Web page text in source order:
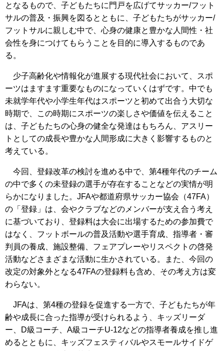
となるもので、子どもたちに門戸を広げてサッカー/フット
サルの普及・振興を図るとともに、子どもたちがサッカー/
フットサルに親しむ中で、心身の健康と豊かな人間性・社
会性を身につけてもらうことを目的に導入するものであ
る。
少子高齢化や情報化が進展する現代社会において、スポ
ーツはますます重要なものになっていくはずです。中でも
未就学年代や小学生年代はスポーツと初めて出合う大切な
時期で、この時期にスポーツの楽しさや価値を伝えること
は、子どもたちの心身の健全な発達はもちろん、アスリー
トとしての成長や豊かな人間形成に大きく影響するものと
考えている。
今回、登録改革の検討を進める中で、第4種年代のチーム
の中で多くの未登録の選手が存在することなどの実情が明
らかになりました。JFAや都道府県サッカー協会（47FA）
の「登録」は、会やクラブなどのメンバーが支え合う考え
に基づいており、登録料は大会に出場するための参加費で
はなく、フットボールの普及活動や選手育成、指導者・審
判員の養成、施設整備、フェアプレーやリスペクトの啓発
活動などさまざまな活動に生かされている。また、今回の
改定の対象外となる47FAの登録料も含め、その考え方は変
わらない。
JFAは、第4種の登録を促進する一方で、子どもたちが年
齢や成長に合った指導が受けられるよう、キッズリーダ
ー、D級コーチ、A級コーチU-12などの指導者養成を推し進
めるとともに、キッズフェスティバルやスモールサイドゲ